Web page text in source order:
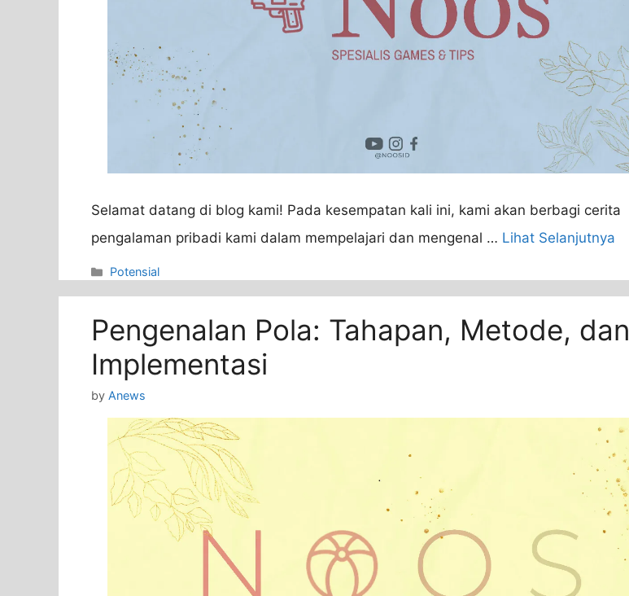
Selamat datang di blog kami! Pada kesempatan kali ini, kami akan berbagi cerita
pengalaman pribadi kami dalam mempelajari dan mengenal … Lihat Selanjutnya
Categories
Potensial
Pengenalan Pola: Tahapan, Metode, dan
Implementasi
by Anews